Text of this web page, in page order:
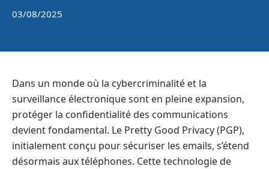
03/08/2025
Dans un monde où la cybercriminalité et la
surveillance électronique sont en pleine expansion,
protéger la confidentialité des communications
devient fondamental. Le Pretty Good Privacy (PGP),
initialement conçu pour sécuriser les emails, s’étend
désormais aux téléphones. Cette technologie de